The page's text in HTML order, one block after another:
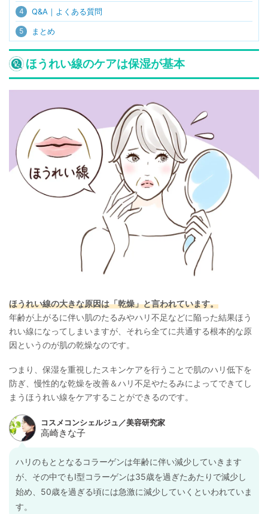
4 Q&A｜よくある質問
5 まとめ
ほうれい線のケアは保湿が基本
ほうれい線の大きな原因は「乾燥」と言われています。
年齢が上がるに伴い肌のたるみやハリ不足などに陥った結果ほう
れい線になってしまいますが、それら全てに共通する根本的な原
因というのが肌の乾燥なのです。
つまり、保湿を重視したスキンケアを行うことで肌のハリ低下を
防ぎ、慢性的な乾燥を改善＆ハリ不足やたるみによってできてし
まうほうれい線をケアすることができるのです。
ハリのもととなるコラーゲンは年齢に伴い減少していきます
が、その中でもI型コラーゲンは35歳を過ぎたあたりで減少し
始め、50歳を過ぎる頃には急激に減少していくといわれていま
す。